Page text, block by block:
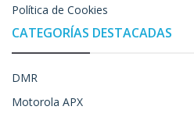
Política de Cookies
CATEGORÍAS DESTACADAS
DMR
Motorola APX